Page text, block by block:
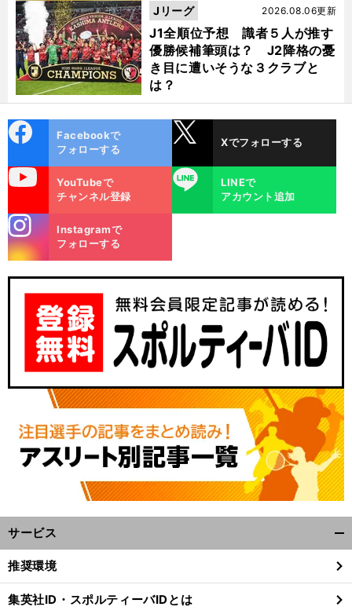
J1全順位予想 識者５人が推す
優勝候補筆頭は？ J2降格の憂
き目に遭いそうな３クラブと
は？
2026.08.06更新
Jリーグ
ok
Facebookで
フォローする
Xでフォローする
YouTubeで
チャンネル登録
LINE
LINEで
アカウント追加
m
Instagramで
フォローする
サービス
閉
る
推奨環境
集英社ID・スポルティーバIDとは